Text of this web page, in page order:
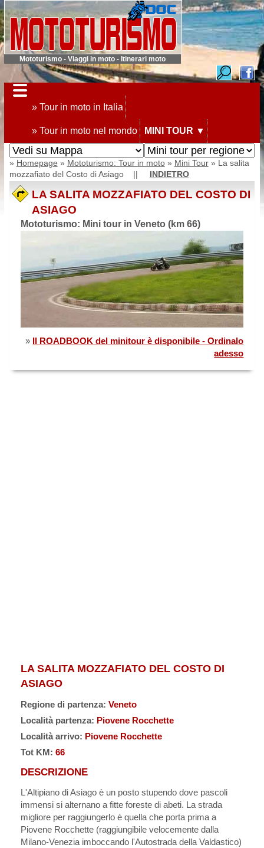
Mototurismo - Viaggi in moto - Itinerari moto
» Tour in moto in Italia
» Tour in moto nel mondo MINI TOUR ▼
» Homepage » Mototurismo: Tour in moto» Mini Tour» La salita
mozzafiato del Costo di Asiago || INDIETRO
LA SALITA MOZZAFIATO DEL COSTO DI
ASIAGO
Mototurismo: Mini tour in Veneto (km 66)
» Il ROADBOOK del minitour è disponibile - Ordinalo
adesso
LA SALITA MOZZAFIATO DEL COSTO DI
ASIAGO
Regione di partenza: Veneto
Località partenza: Piovene Rocchette
Località arrivo: Piovene Rocchette
Tot KM: 66
DESCRIZIONE
L'Altipiano di Asiago è un posto stupendo dove pascoli
immensi si alternano a fitte foreste di abeti. La strada
migliore per raggiungerlo è quella che porta prima a
Piovene Rocchette (raggiungibile velocemente dalla
Milano-Venezia imboccando l'Autostrada della Valdastico)